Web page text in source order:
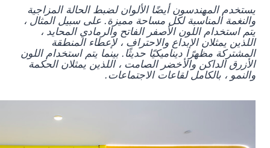
يستخدم المهندسون أيضًا الألوان لضبط الحالة المزاجية
والنغمة المناسبة لكل مساحة مميزة. على سبيل المثال ،
يتم استخدام اللون الأصفر الفاتح والرمادي المحايد ،
اللذين يمثلان الإبداع والاحتراف ، لإعطاء المنطقة
المشتركة مظهرًا ديناميكيًا حديثًا. بينما يتم استخدام اللون
الأزرق الداكن والأخضر الصامت ، اللذين يمثلان الحكمة
والنمو ، بالكامل لقاعات الاجتماعات.